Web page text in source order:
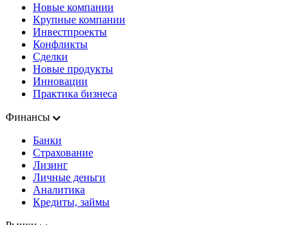
Новые компании
Крупные компании
Инвестпроекты
Конфликты
Сделки
Новые продукты
Инновации
Практика бизнеса
Финансы
Банки
Страхование
Лизинг
Личные деньги
Аналитика
Кредиты, займы